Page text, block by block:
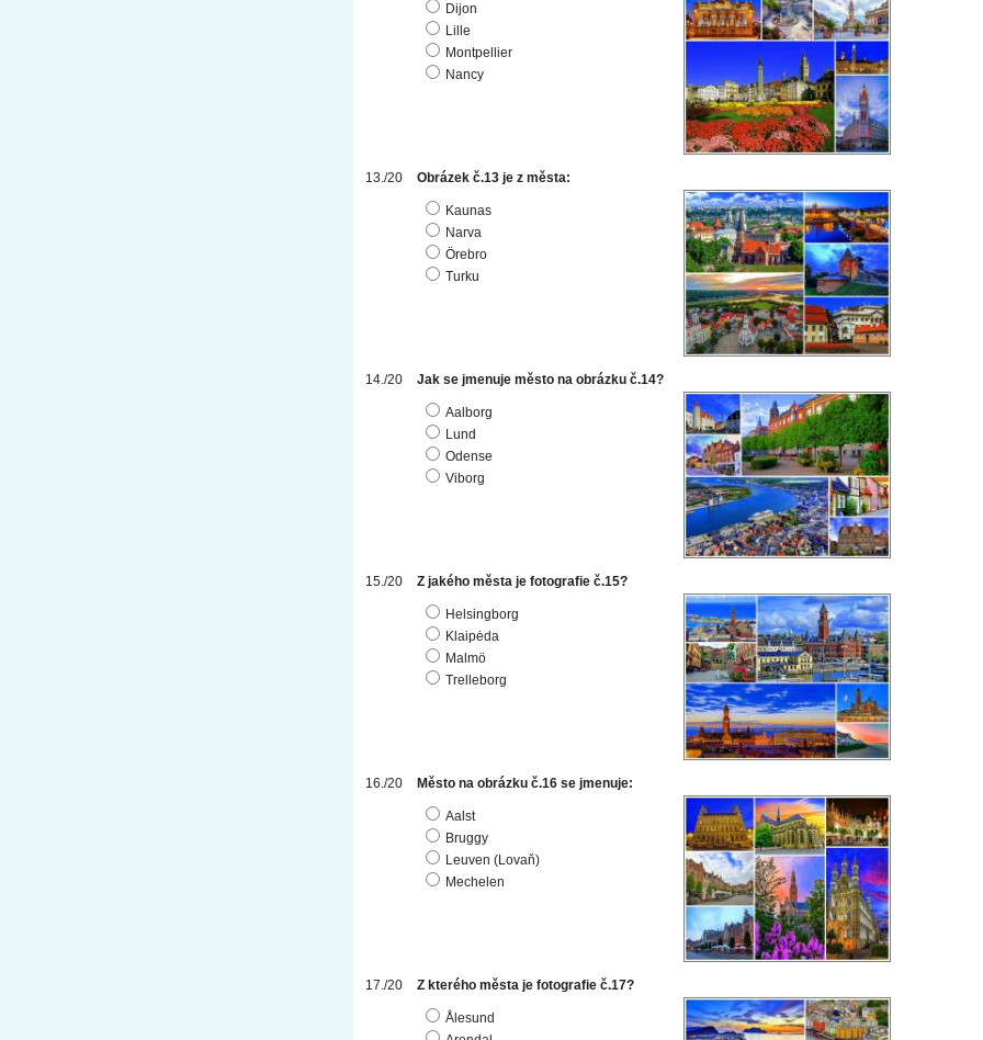
Dijon
Lille
Montpellier
Nancy
Obrázek č.13 je z města:
Kaunas
Narva
Örebro
Turku
Jak se jmenuje město na obrázku č.14?
Aalborg
Lund
Odense
Viborg
Z jakého města je fotografie č.15?
Helsingborg
Klaipėda
Malmö
Trelleborg
Město na obrázku č.16 se jmenuje:
Aalst
Bruggy
Leuven (Lovaň)
Mechelen
Z kterého města je fotografie č.17?
Ålesund